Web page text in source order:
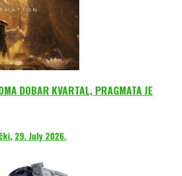
DOBAR KVARTAL, PRAGMATA JE
, 29. July 2026.